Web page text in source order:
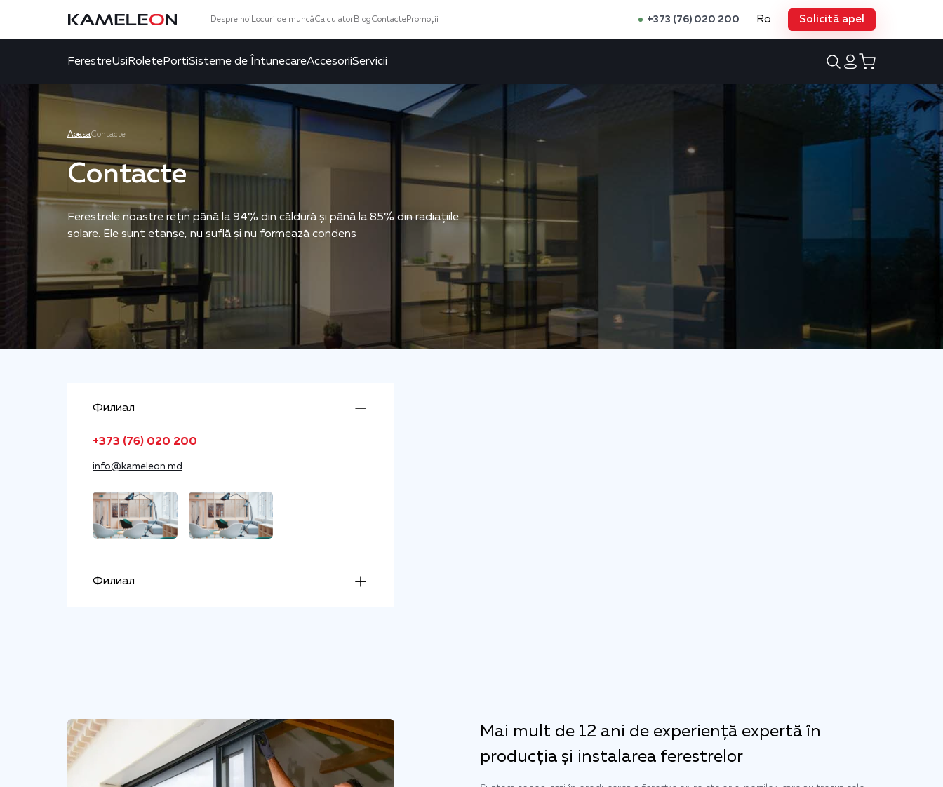
Despre noi Locuri de muncăCalculatorBlogContactePromoții +373 (76) 020 200 Ro Solicită apel
FerestreUsi RoletePortiSisteme de ÎntunecareAccesoriiServicii
AcasaContacte
Contacte
Ferestrele noastre rețin până la 94% din căldură și până la 85% din radiațiile
solare. Ele sunt etanșe, nu suflă și nu formează condens
Филиал
+373 (76) 020 200
info@kameleon.md
Филиал
Mai mult de 12 ani de experiență expertă în
producția și instalarea ferestrelor